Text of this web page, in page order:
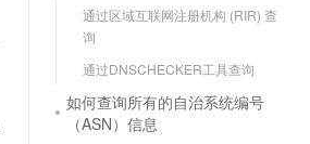
通过区域互联网注册机构 (RIR) 查
询
通过DNSCHECKER工具查询
如何查询所有的自治系统编号
（ASN）信息